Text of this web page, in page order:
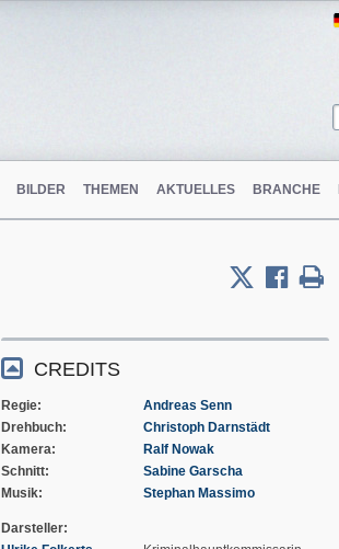
BILDER THEMEN AKTUELLES BRANCHE
CREDITS
Regie
Andreas Senn
Drehbuch
Christoph Darnstädt
Kamera
Ralf Nowak
Schnitt
Sabine Garscha
Musik
Stephan Massimo
Darsteller